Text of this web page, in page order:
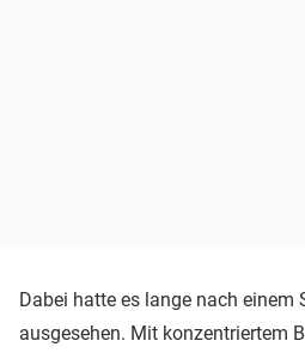
Dabei hatte es lange nach einem
ausgesehen. Mit konzentriertem